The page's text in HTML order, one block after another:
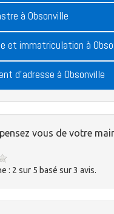
à Obsonville
et immatriculation à
d'adresse à Obsonville
vous de votre
: 2 sur 5 basé sur3 avis.